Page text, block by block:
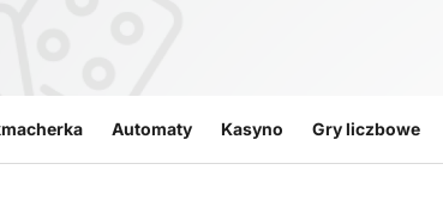
Automaty Kasyno Gry liczbowe